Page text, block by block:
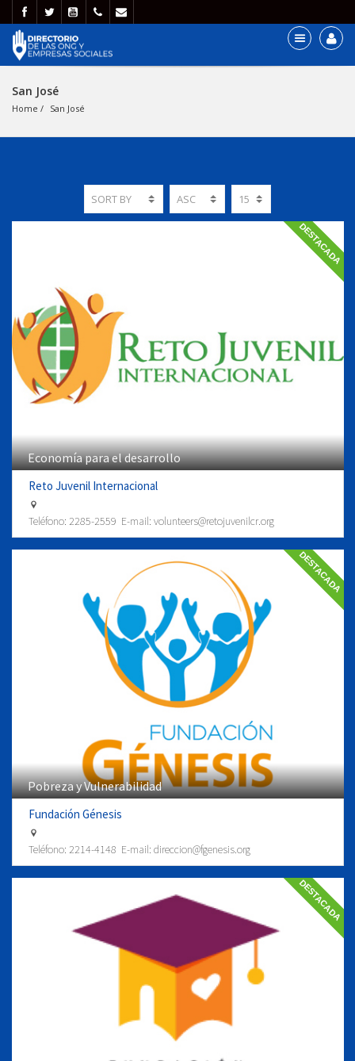
San José
Home San José
DESTACADA
Economía para el desarrollo
Reto Juvenil Internacional
Teléfono: 2285-2559 E-mail: volunteers@retojuvenilcr.org
DESTACADA
Pobreza y Vulnerabilidad
Fundación Génesis
Teléfono: 2214-4148 E-mail: direccion@fgenesis.org
DESTACADA